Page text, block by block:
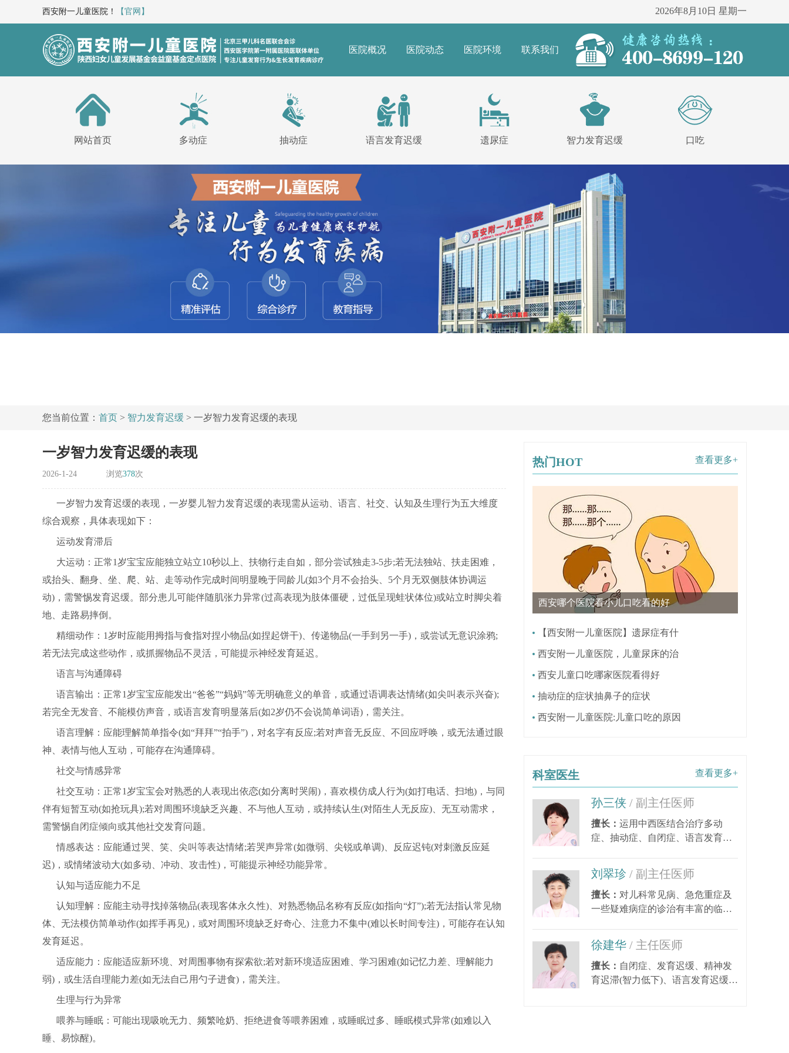
西安附一儿童医院！ 【官网】 2026年8月10日 星期一
医院概况 医院动态 医院环境 联系我们
网站首页 多动症 抽动症 语言发育迟缓 遗尿症 智力发育迟缓 口吃
您当前位置： 首页 > 智力发育迟缓 > 一岁智力发育迟缓的表现
一岁智力发育迟缓的表现
2026-1-24 浏览378次
一岁智力发育迟缓的表现，一岁婴儿智力发育迟缓的表现需从运动、语言、社交、认知及生理行为五大维度
综合观察，具体表现如下：
运动发育滞后
大运动：正常1岁宝宝应能独立站立10秒以上、扶物行走自如，部分尝试独走3-5步;若无法独站、扶走困难，
或抬头、翻身、坐、爬、站、走等动作完成时间明显晚于同龄儿(如3个月不会抬头、5个月无双侧肢体协调运
动)，需警惕发育迟缓。部分患儿可能伴随肌张力异常(过高表现为肢体僵硬，过低呈现蛙状体位)或站立时脚尖着
地、走路易摔倒。
精细动作：1岁时应能用拇指与食指对捏小物品(如捏起饼干)、传递物品(一手到另一手)，或尝试无意识涂鸦;
若无法完成这些动作，或抓握物品不灵活，可能提示神经发育延迟。
语言与沟通障碍
语言输出：正常1岁宝宝应能发出“爸爸”“妈妈”等无明确意义的单音，或通过语调表达情绪(如尖叫表示兴奋);
若完全无发音、不能模仿声音，或语言发育明显落后(如2岁仍不会说简单词语)，需关注。
语言理解：应能理解简单指令(如“拜拜”“拍手”)，对名字有反应;若对声音无反应、不回应呼唤，或无法通过眼
神、表情与他人互动，可能存在沟通障碍。
社交与情感异常
社交互动：正常1岁宝宝会对熟悉的人表现出依恋(如分离时哭闹)，喜欢模仿成人行为(如打电话、扫地)，与同
伴有短暂互动(如抢玩具);若对周围环境缺乏兴趣、不与他人互动，或持续认生(对陌生人无反应)、无互动需求，
需警惕自闭症倾向或其他社交发育问题。
情感表达：应能通过哭、笑、尖叫等表达情绪;若哭声异常(如微弱、尖锐或单调)、反应迟钝(对刺激反应延
迟)，或情绪波动大(如多动、冲动、攻击性)，可能提示神经功能异常。
认知与适应能力不足
认知理解：应能主动寻找掉落物品(表现客体永久性)、对熟悉物品名称有反应(如指向“灯”);若无法指认常见物
体、无法模仿简单动作(如挥手再见)，或对周围环境缺乏好奇心、注意力不集中(难以长时间专注)，可能存在认知
发育延迟。
适应能力：应能适应新环境、对周围事物有探索欲;若对新环境适应困难、学习困难(如记忆力差、理解能力
弱)，或生活自理能力差(如无法自己用勺子进食)，需关注。
生理与行为异常
喂养与睡眠：可能出现吸吮无力、频繁呛奶、拒绝进食等喂养困难，或睡眠过多、睡眠模式异常(如难以入
睡、易惊醒)。
查看更多+
热门HOT
西安哪个医院看小儿口吃看的好
【西安附一儿童医院】遗尿症有什
西安附一儿童医院，儿童尿床的治
西安儿童口吃哪家医院看得好
抽动症的症状抽鼻子的症状
西安附一儿童医院:儿童口吃的原因
查看更多+
科室医生
孙三侠 / 副主任医师
擅长： 运用中西医结合治疗多动
症、抽动症、自闭症、语言发育迟
刘翠珍 / 副主任医师
擅长： 对儿科常见病、急危重症及
一些疑难病症的诊治有丰富的临床
徐建华 / 主任医师
擅长： 自闭症、发育迟缓、精神发
育迟滞(智力低下)、语言发育迟缓、